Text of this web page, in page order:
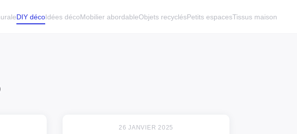
DIY décoIdées décoMobilier abordableObjets recyclésPetits espacesTissus maison
26 JANVIER 2025